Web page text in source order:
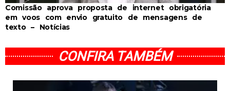
Comissão aprova proposta de internet obrigatória
em voos com envio gratuito de mensagens de
texto – Notícias
CONFIRA TAMBÉM